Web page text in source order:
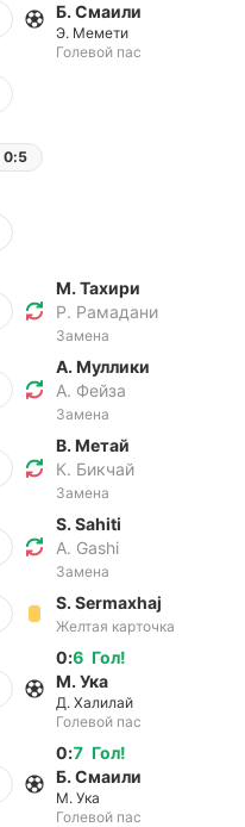
Б. Смаили
Э. Мемети
Голевой пас
0:5
М. Тахири
Р. Рамадани
Замена
А. Муллики
А. Фейза
Замена
В. Метай
К. Бикчай
Замена
S. Sahiti
A. Gashi
Замена
S. Sermaxhaj
Желтая карточка
Гол!
0:6
М. Ука
Д. Халилай
Голевой пас
Гол!
0:7
Б. Смаили
М. Ука
Голевой пас